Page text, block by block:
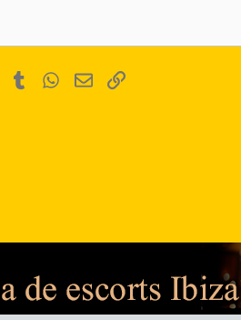
Pinterest
Tumblr WhatsApp
EmailEnlace